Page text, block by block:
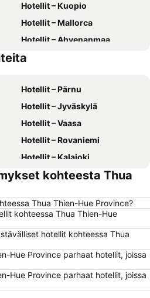
Hotellit – Kuopio
Hotellit – Mallorca
Hotellit – Ahvenanmaa
Hotellit – Gran Canaria
Hotellit – Pärnu
Hotellit – Jyväskylä
Hotellit – Vaasa
Hotellit – Rovaniemi
Hotellit – Kalajoki
Hotellit – Joensuu
Hotellit – Gdańsk
Hotellit – Aurinkorannikko
Hotellit – Gardajärvi
Hotellit – Koh Lanta
kohteesta Thua
Thua Thien-Hue Province?
kohteessa Thua Thien-Hue
hotellit kohteessa Thua
Hue Province parhaat hotellit, joissa
Hue Province parhaat hotellit, joissa